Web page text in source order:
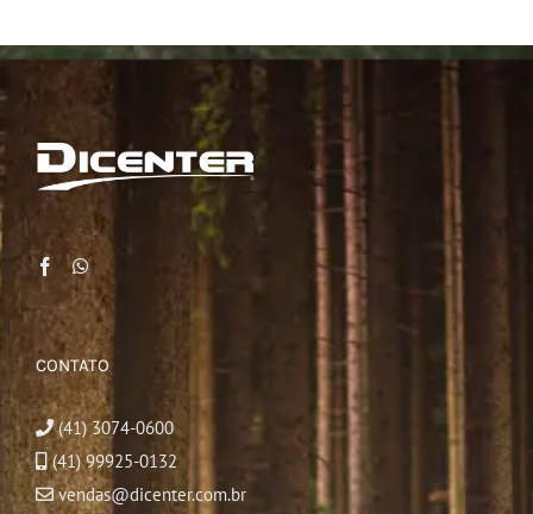
CONTATO
(41) 3074-0600
(41) 99925-0132
vendas@dicenter.com.br